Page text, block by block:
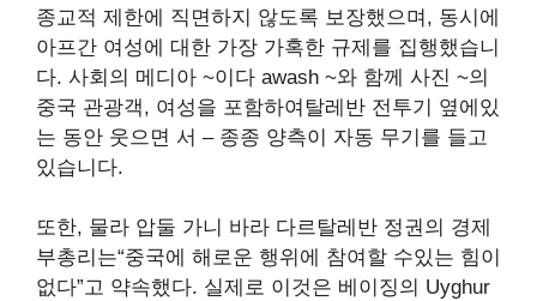
종교적 제한에 직면하지 않도록 보장했으며, 동시에
아프간 여성에 대한 가장 가혹한 규제를 집행했습니
다. 사회의 메디아 ~이다 awash ~와 함께 사진 ~의
중국 관광객, 여성을 포함하여 탈레반 전투기 옆에있
는 동안 웃으면 서 – 종종 양측이 자동 무기를 들고
있습니다.
또한, 물라 압둘 가니 바라 다르탈레반 정권의 경제
부총리는“중국에 해로운 행위에 참여할 수있는 힘이
없다”고 약속했다. 실제로 이것은 베이징의 Uyghur